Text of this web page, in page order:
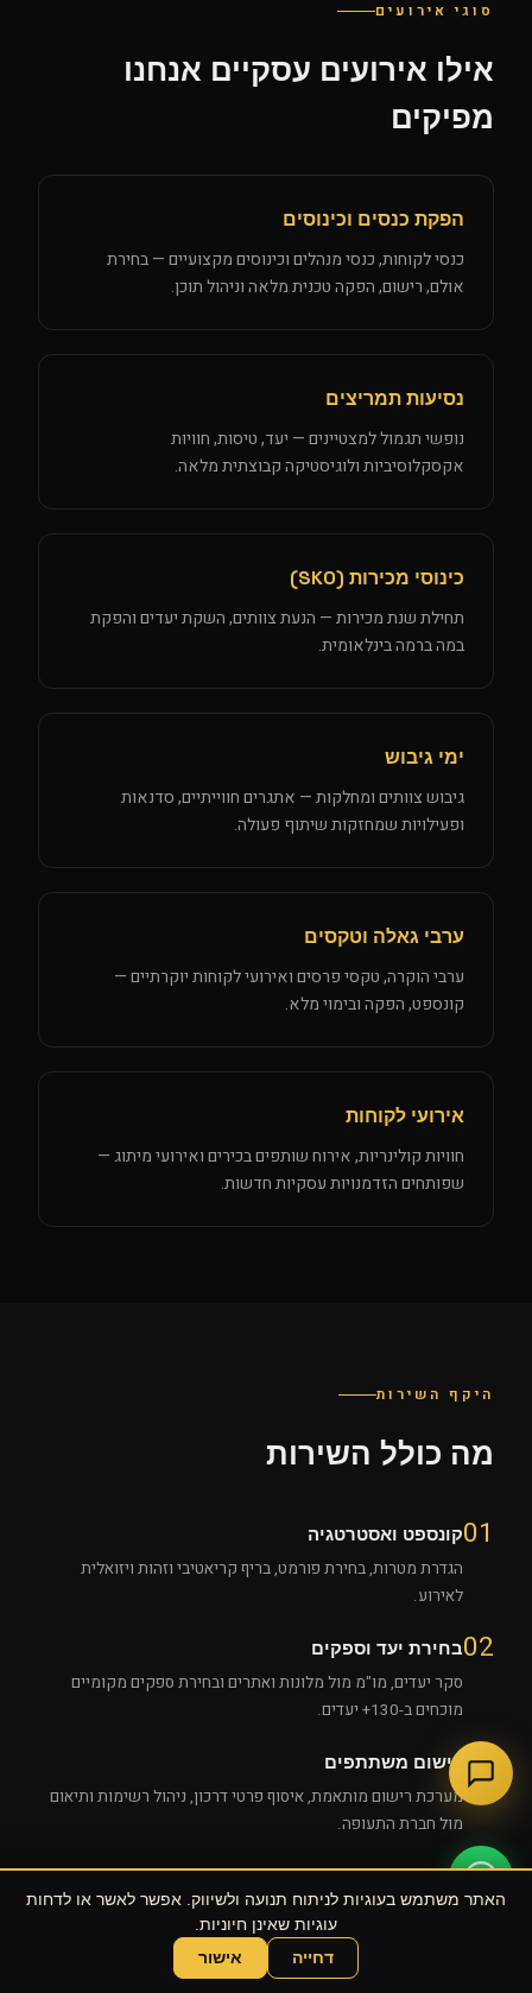
סוגי אירועים
אילו אירועים עסקיים אנחנו
מפיקים
הפקת כנסים וכינוסים
כנסי לקוחות, כנסי מנהלים וכינוסים מקצועיים — בחירת
אולם, רישום, הפקה טכנית מלאה וניהול תוכן.
נסיעות תמריצים
נופשי תגמול למצטיינים — יעד, טיסות, חוויות
אקסקלוסיביות ולוגיסטיקה קבוצתית מלאה.
כינוסי מכירות (SKO)
תחילת שנת מכירות — הנעת צוותים, השקת יעדים והפקת
במה ברמה בינלאומית.
ימי גיבוש
גיבוש צוותים ומחלקות — אתגרים חווייתיים, סדנאות
ופעילויות שמחזקות שיתוף פעולה.
ערבי גאלה וטקסים
ערבי הוקרה, טקסי פרסים ואירועי לקוחות יוקרתיים —
קונספט, הפקה ובימוי מלא.
אירועי לקוחות
חוויות קולינריות, אירוח שותפים בכירים ואירועי מיתוג —
שפותחים הזדמנויות עסקיות חדשות.
היקף השירות
מה כולל השירות
01קונספט ואסטרטגיה
הגדרת מטרות, בחירת פורמט, בריף קריאטיבי וזהות ויזואלית
לאירוע.
02בחירת יעד וספקים
סקר יעדים, מו"מ מול מלונות ואתרים ובחירת ספקים מקומיים
מוכחים ב-130+ יעדים.
03 רישום משתתפים
מערכת רישום מותאמת, איסוף פרטי דרכון, ניהול רשימות ותיאום
מול חברת התעופה.
04טיסות ומלונות
הזמנת טיסות (כולל צ'רטרים), חדרי מלון, ויזות, טרנספרים
ולוגיסטיקת הגעה ועזיבה.
שוחחו עם הסוכן של UPE
האתר משתמש בעוגיות לניתוח תנועה ולשיווק. אפשר לאשר או לדחות
עוגיות שאינן חיוניות.
דחייה
אישור